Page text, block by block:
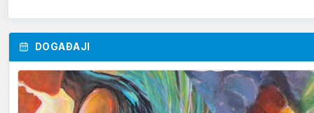
DOGAĐAJI